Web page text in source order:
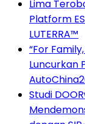
Lima
Platform
LUTERRA™
“For
Luncurkan
Studi